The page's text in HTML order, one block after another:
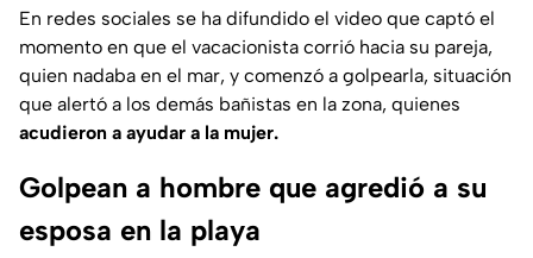
En redes sociales se ha difundido el video que captó el
momento en que el vacacionista corrió hacia su pareja,
quien nadaba en el mar, y comenzó a golpearla, situación
que alertó a los demás bañistas en la zona, quienes
acudieron a ayudar a la mujer.
Golpean a hombre que agredió a su
esposa en la playa